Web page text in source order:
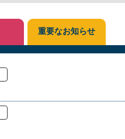
重要なお知らせ